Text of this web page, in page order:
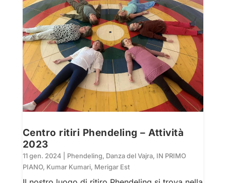
Centro ritiri Phendeling – Attività
2023
11 gen. 2024 Phendeling, Danza del Vajra, IN PRIMO
PIANO, Kumar Kumari, Merigar Est